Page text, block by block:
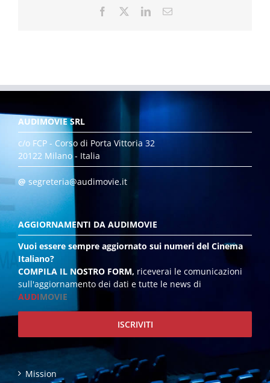
Facebook LinkedInEmail
AUDIMOVIE SRL
c/o FCP - Corso di Porta Vittoria 32
20122 Milano - Italia
@ segreteria@audimovie.it
AGGIORNAMENTI DA AUDIMOVIE
Vuoi essere sempre aggiornato sui numeri del Cinema
Italiano?
COMPILA IL NOSTRO FORM, riceverai le comunicazioni
sull'aggiornamento dei dati e tutte le news di
AUDIMOVIE
ISCRIVITI
Mission